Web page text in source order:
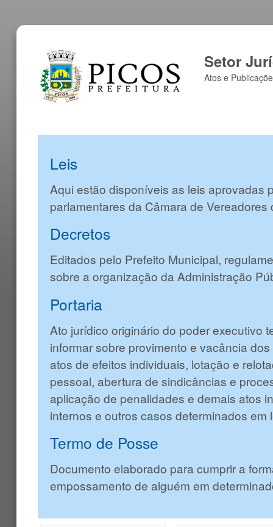
Setor
Atos e
Leis
Aqui estão disponíveis as leis aprovadas
parlamentares da Câmara de Vereadores
Decretos
Editados pelo Prefeito Municipal,
sobre a organização da Administração
Portaria
Ato jurídico originário do poder executivo
informar sobre provimento e vacância
atos de efeitos individuais, lotação e
pessoal, abertura de sindicâncias e
aplicação de penalidades e demais atos
internos e outros casos determinados em
Termo de Posse
Documento elaborado para cumprir a
empossamento de alguém em